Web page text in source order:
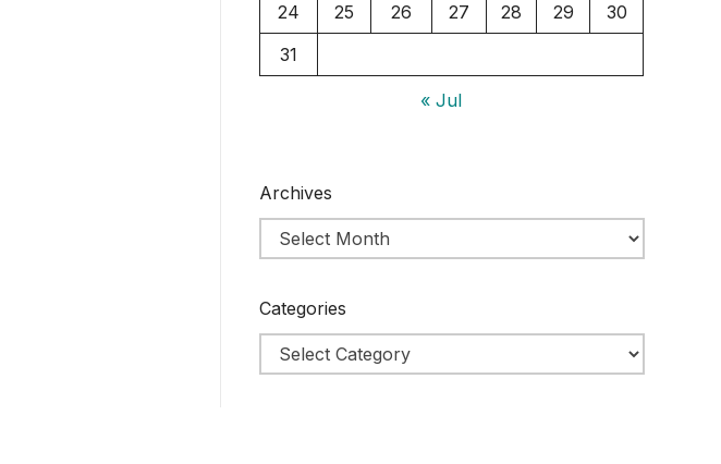
24
25 26 27 28 29
30
31
« Jul
Archives
Categories